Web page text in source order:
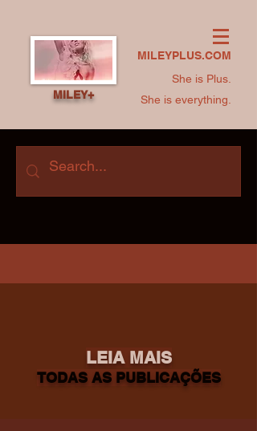
MILEYPLUS.COM
She is Plus.
She is everything.
MILEY+
LEIA MAIS
TODAS AS PUBLICAÇÕES